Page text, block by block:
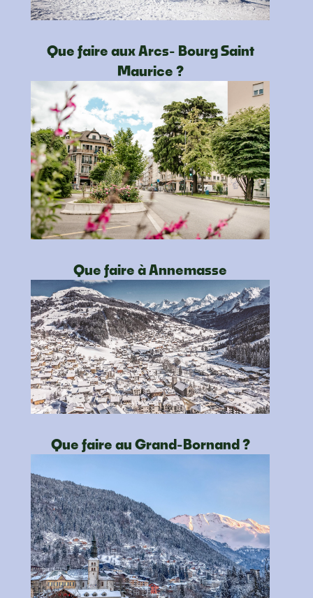
Que faire aux Arcs- Bourg Saint
Maurice ?
Que faire à Annemasse
Que faire au Grand-Bornand ?